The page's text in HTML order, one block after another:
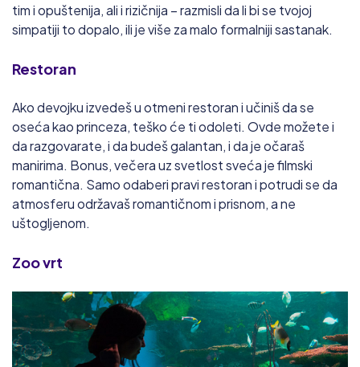
tim i opuštenija, ali i rizičnija – razmisli da li bi se tvojoj
simpatiji to dopalo, ili je više za malo formalniji sastanak.
Restoran
Ako devojku izvedeš u otmeni restoran i učiniš da se
oseća kao princeza, teško će ti odoleti. Ovde možete i
da razgovarate, i da budeš galantan, i da je očaraš
manirima. Bonus, večera uz svetlost sveća je filmski
romantična. Samo odaberi pravi restoran i potrudi se da
atmosferu održavaš romantičnom i prisnom, a ne
uštogljenom.
Zoo vrt